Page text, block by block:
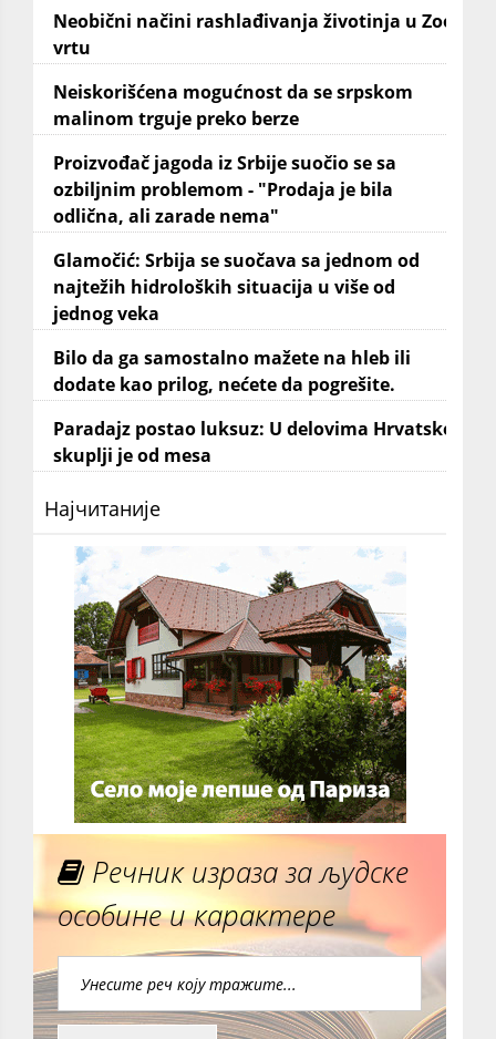
Neobični načini rashlađivanja životinja u Zoo
vrtu
Neiskorišćena mogućnost da se srpskom
malinom trguje preko berze
Proizvođač jagoda iz Srbije suočio se sa
ozbiljnim problemom - "Prodaja je bila
odlična, ali zarade nema"
Glamočić: Srbija se suočava sa jednom od
najtežih hidroloških situacija u više od
jednog veka
Bilo da ga samostalno mažete na hleb ili
dodate kao prilog, nećete da pogrešite.
Paradajz postao luksuz: U delovima Hrvatske
skuplji je od mesa
Најчитаније
Речник израза за људске
особине и карактере